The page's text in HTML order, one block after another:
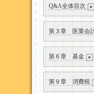
Q&A全体目次
第３章 医業会
第６章 基金
第９章 消費税